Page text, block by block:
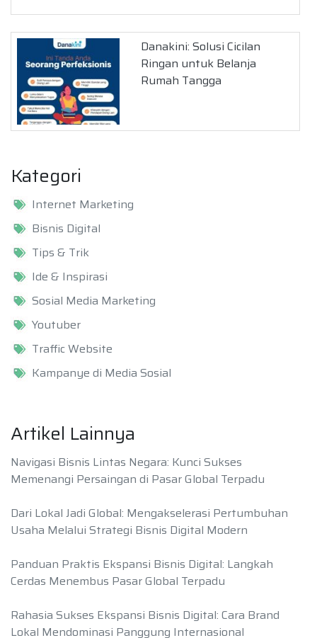
Danakini: Solusi Cicilan
Ringan untuk Belanja
Rumah Tangga
Kategori
Internet Marketing
Bisnis Digital
Tips & Trik
Ide & Inspirasi
Sosial Media Marketing
Youtuber
Traffic Website
Kampanye di Media Sosial
Artikel Lainnya
Navigasi Bisnis Lintas Negara: Kunci Sukses
Memenangi Persaingan di Pasar Global Terpadu
Dari Lokal Jadi Global: Mengakselerasi Pertumbuhan
Usaha Melalui Strategi Bisnis Digital Modern
Panduan Praktis Ekspansi Bisnis Digital: Langkah
Cerdas Menembus Pasar Global Terpadu
Rahasia Sukses Ekspansi Bisnis Digital: Cara Brand
Lokal Mendominasi Panggung Internasional